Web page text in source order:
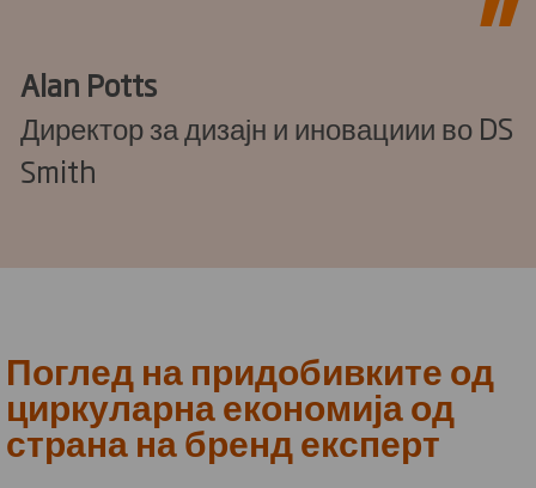
Alan Potts
Директор за дизајн и иновациии во DS
Smith
Поглед на придобивките од
циркуларна економија од
страна на бренд експерт